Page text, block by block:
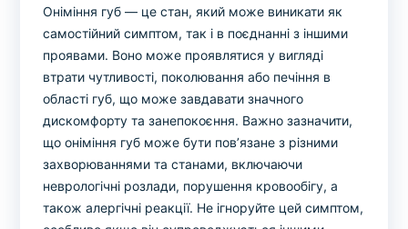
Оніміння губ — це стан, який може виникати як
самостійний симптом, так і в поєднанні з іншими
проявами. Воно може проявлятися у вигляді
втрати чутливості, поколювання або печіння в
області губ, що може завдавати значного
дискомфорту та занепокоєння. Важно зазначити,
що оніміння губ може бути пов’язане з різними
захворюваннями та станами, включаючи
неврологічні розлади, порушення кровообігу, а
також алергічні реакції. Не ігноруйте цей симптом,